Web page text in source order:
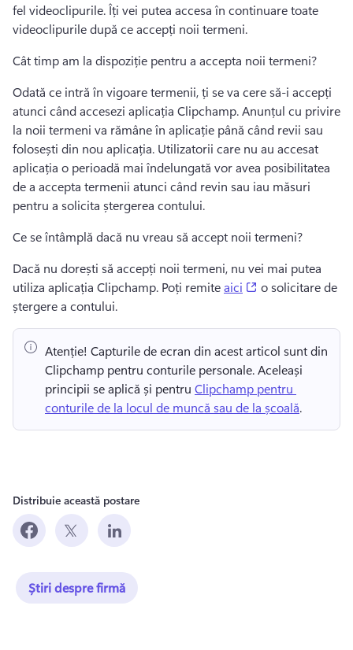
fel videoclipurile. Îți vei putea accesa în continuare toate
videoclipurile după ce accepți noii termeni.
Cât timp am la dispoziție pentru a accepta noii termeni?
Odată ce intră în vigoare termenii, ți se va cere să-i accepți
atunci când accesezi aplicația Clipchamp. Anunțul cu privire
la noii termeni va rămâne în aplicație până când revii sau
folosești din nou aplicația. Utilizatorii care nu au accesat
aplicația o perioadă mai îndelungată vor avea posibilitatea
de a accepta termenii atunci când revin sau iau măsuri
pentru a solicita ștergerea contului.
Ce se întâmplă dacă nu vreau să accept noii termeni?
Dacă nu dorești să accepți noii termeni, nu vei mai putea
utiliza aplicația Clipchamp. Poți remite aici (opens in a new
o solicitare de
ștergere a contului.
Atenție! Capturile de ecran din acest articol sunt din
Clipchamp pentru conturile personale. Aceleași
principii se aplică și pentru Clipchamp pentru
conturile de la locul de muncă sau de la școală.
Distribuie această postare
Știri despre firmă